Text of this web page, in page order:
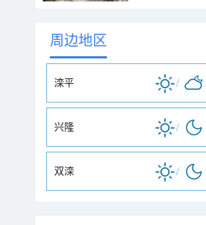
周边地区
滦平 /
兴隆 /
双滦 /